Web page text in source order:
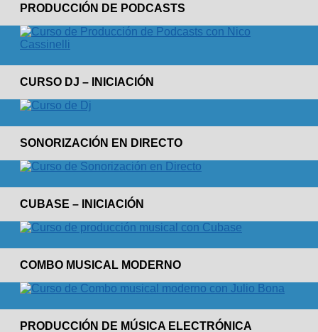
PRODUCCIÓN DE PODCASTS
CURSO DJ – INICIACIÓN
SONORIZACIÓN EN DIRECTO
CUBASE – INICIACIÓN
COMBO MUSICAL MODERNO
PRODUCCIÓN DE MÚSICA ELECTRÓNICA